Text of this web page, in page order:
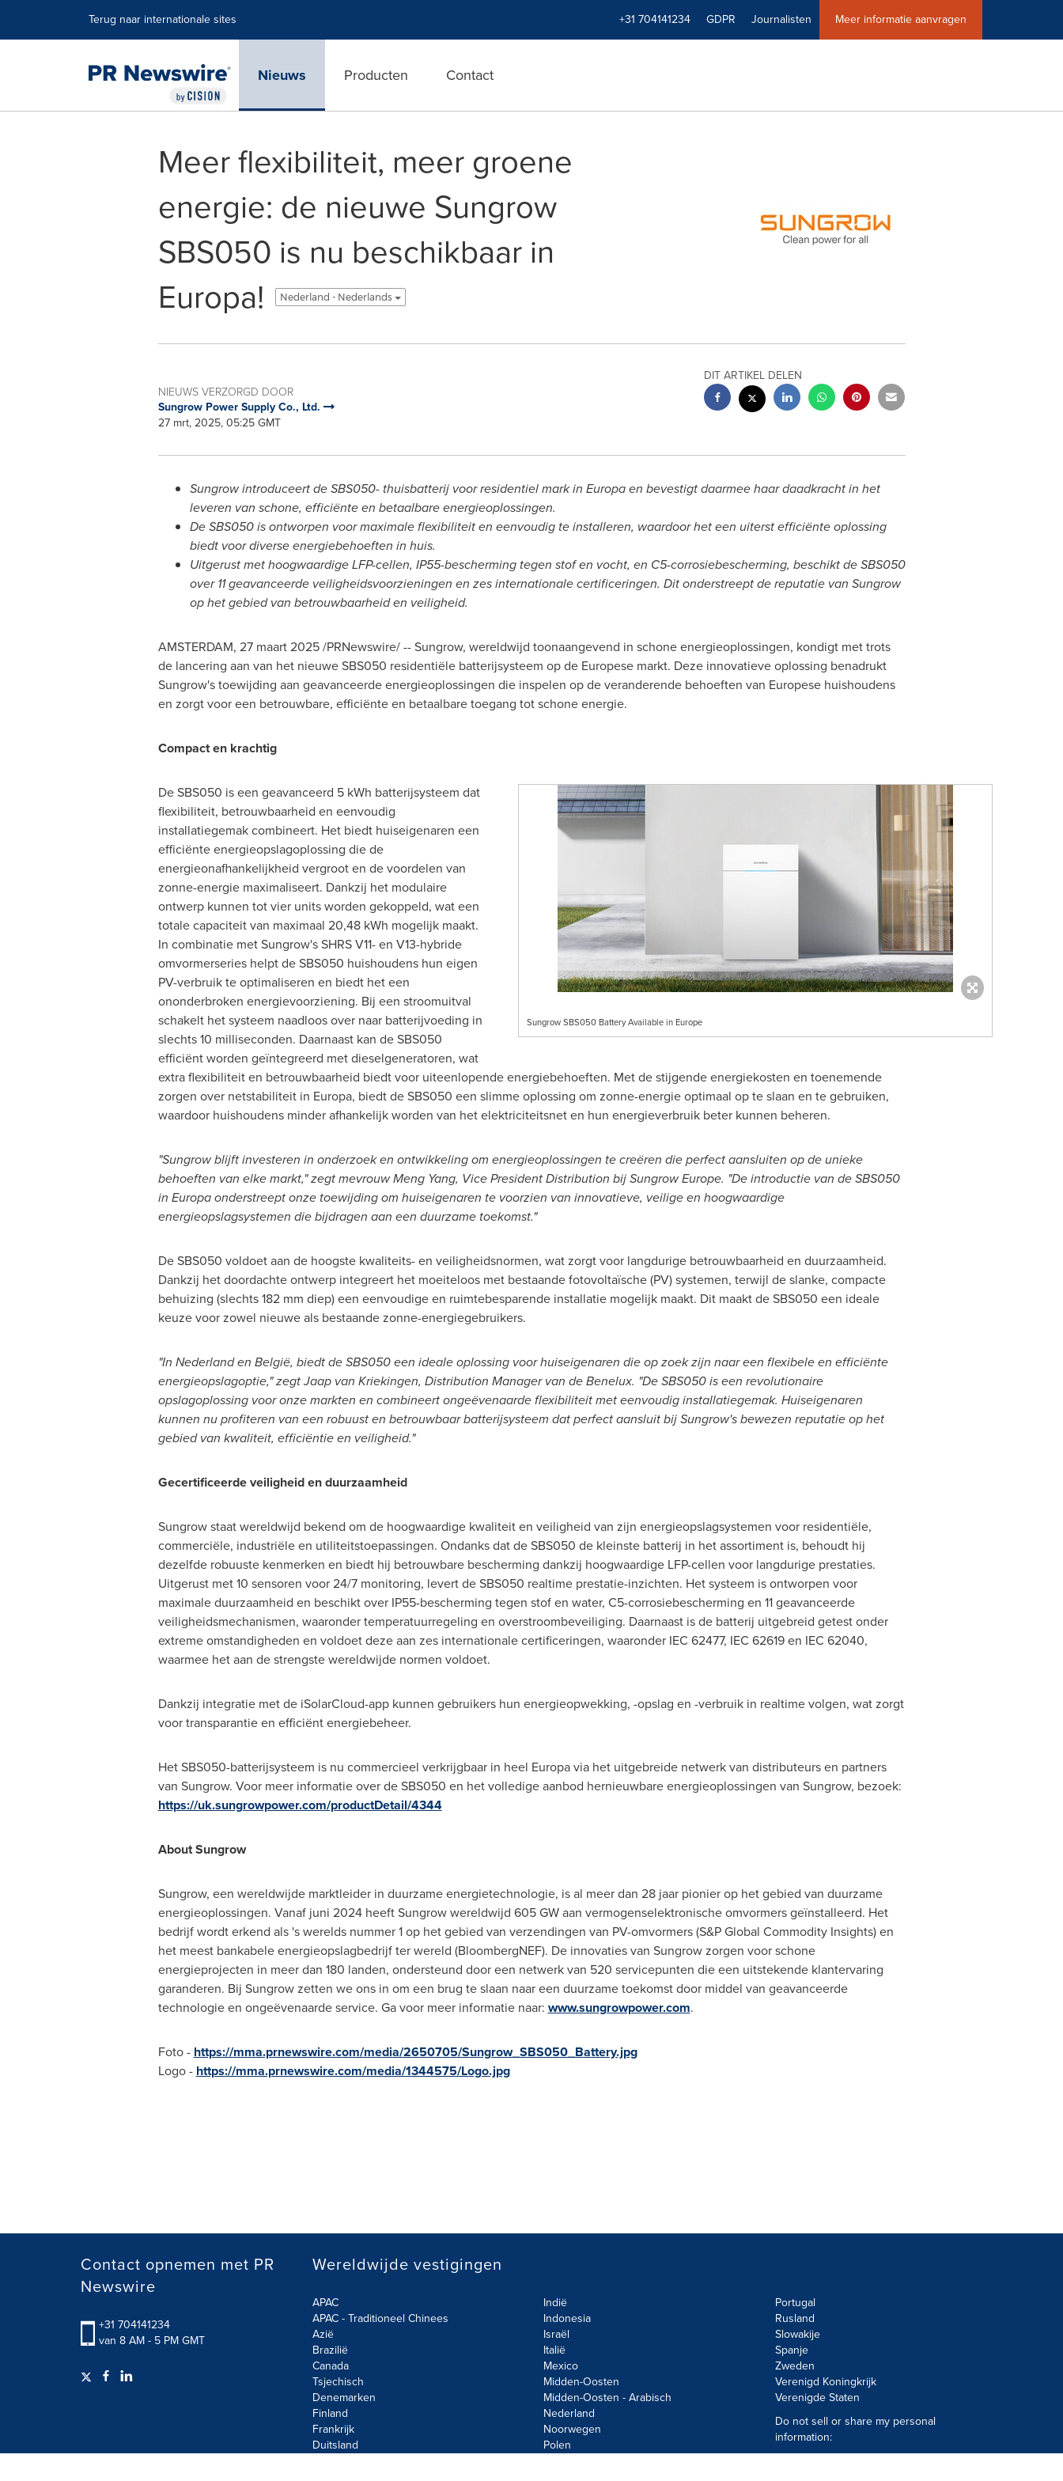
Terug naar internationale sites +31 704141234 GDPR Journalisten Meer informatie aanvragen
Nieuws Producten Contact
Meer flexibiliteit, meer groene
energie: de nieuwe Sungrow
SBS050 is nu beschikbaar in
Europa!
Nederland - Nederlands
NIEUWS VERZORGD DOOR
Sungrow Power Supply Co., Ltd.
27 mrt, 2025, 05:25 GMT
DIT ARTIKEL DELEN
Sungrow introduceert de SBS050- thuisbatterij voor residentiel mark in Europa en bevestigt daarmee haar daadkracht in het
leveren van schone, efficiënte en betaalbare energieoplossingen.
De SBS050 is ontworpen voor maximale flexibiliteit en eenvoudig te installeren, waardoor het een uiterst efficiënte oplossing
biedt voor diverse energiebehoeften in huis.
Uitgerust met hoogwaardige LFP-cellen, IP55-bescherming tegen stof en vocht, en C5-corrosiebescherming, beschikt de SBS050
over 11 geavanceerde veiligheidsvoorzieningen en zes internationale certificeringen. Dit onderstreept de reputatie van Sungrow
op het gebied van betrouwbaarheid en veiligheid.
AMSTERDAM, 27 maart 2025/PRNewswire/ -- Sungrow, wereldwijd toonaangevend in schone energieoplossingen, kondigt met trots
de lancering aan van het nieuwe SBS050 residentiële batterijsysteem op de Europese markt. Deze innovatieve oplossing benadrukt
Sungrow's toewijding aan geavanceerde energieoplossingen die inspelen op de veranderende behoeften van Europese huishoudens
en zorgt voor een betrouwbare, efficiënte en betaalbare toegang tot schone energie.
Compact en krachtig
Sungrow SBS050 Battery Available in Europe
De SBS050 is een geavanceerd 5 kWh batterijsysteem dat
flexibiliteit, betrouwbaarheid en eenvoudig
installatiegemak combineert. Het biedt huiseigenaren een
efficiënte energieopslagoplossing die de
energieonafhankelijkheid vergroot en de voordelen van
zonne-energie maximaliseert. Dankzij het modulaire
ontwerp kunnen tot vier units worden gekoppeld, wat een
totale capaciteit van maximaal 20,48 kWh mogelijk maakt.
In combinatie met Sungrow's SHRS V11- en V13-hybride
omvormerseries helpt de SBS050 huishoudens hun eigen
PV-verbruik te optimaliseren en biedt het een
ononderbroken energievoorziening. Bij een stroomuitval
schakelt het systeem naadloos over naar batterijvoeding in
slechts 10 milliseconden. Daarnaast kan de SBS050
efficiënt worden geïntegreerd met dieselgeneratoren, wat
extra flexibiliteit en betrouwbaarheid biedt voor uiteenlopende energiebehoeften. Met de stijgende energiekosten en toenemende
zorgen over netstabiliteit in Europa, biedt de SBS050 een slimme oplossing om zonne-energie optimaal op te slaan en te gebruiken,
waardoor huishoudens minder afhankelijk worden van het elektriciteitsnet en hun energieverbruik beter kunnen beheren.
"Sungrow blijft investeren in onderzoek en ontwikkeling om energieoplossingen te creëren die perfect aansluiten op de unieke
behoeften van elke markt," zegt mevrouwMeng Yang, Vice President Distribution bij Sungrow Europe. "De introductie van de SBS050
in Europa onderstreept onze toewijding om huiseigenaren te voorzien van innovatieve, veilige en hoogwaardige
energieopslagsystemen die bijdragen aan een duurzame toekomst."
De SBS050 voldoet aan de hoogste kwaliteits- en veiligheidsnormen, wat zorgt voor langdurige betrouwbaarheid en duurzaamheid.
Dankzij het doordachte ontwerp integreert het moeiteloos met bestaande fotovoltaïsche (PV) systemen, terwijl de slanke, compacte
behuizing (slechts 182 mm diep) een eenvoudige en ruimtebesparende installatie mogelijk maakt. Dit maakt de SBS050 een ideale
keuze voor zowel nieuwe als bestaande zonne-energiegebruikers.
"In Nederland en België, biedt de SBS050 een ideale oplossing voor huiseigenaren die op zoek zijn naar een flexibele en efficiënte
energieopslagoptie," zegt Jaap van Kriekingen, Distribution Manager van de Benelux. "De SBS050 is een revolutionaire
opslagoplossing voor onze markten en combineert ongeëvenaarde flexibiliteit met eenvoudig installatiegemak. Huiseigenaren
kunnen nu profiteren van een robuust en betrouwbaar batterijsysteem dat perfect aansluit bij Sungrow's bewezen reputatie op het
gebied van kwaliteit, efficiëntie en veiligheid."
Gecertificeerde veiligheid en duurzaamheid
Sungrow staat wereldwijd bekend om de hoogwaardige kwaliteit en veiligheid van zijn energieopslagsystemen voor residentiële,
commerciële, industriële en utiliteitstoepassingen. Ondanks dat de SBS050 de kleinste batterij in het assortiment is, behoudt hij
dezelfde robuuste kenmerken en biedt hij betrouwbare bescherming dankzij hoogwaardige LFP-cellen voor langdurige prestaties.
Uitgerust met 10 sensoren voor 24/7 monitoring, levert de SBS050 realtime prestatie-inzichten. Het systeem is ontworpen voor
maximale duurzaamheid en beschikt over IP55-bescherming tegen stof en water, C5-corrosiebescherming en 11 geavanceerde
veiligheidsmechanismen, waaronder temperatuurregeling en overstroombeveiliging. Daarnaast is de batterij uitgebreid getest onder
extreme omstandigheden en voldoet deze aan zes internationale certificeringen, waaronder IEC 62477, IEC 62619 en IEC 62040,
waarmee het aan de strengste wereldwijde normen voldoet.
Dankzij integratie met de iSolarCloud-app kunnen gebruikers hun energieopwekking, -opslag en -verbruik in realtime volgen, wat zorgt
voor transparantie en efficiënt energiebeheer.
Het SBS050-batterijsysteem is nu commercieel verkrijgbaar in heel Europa via het uitgebreide netwerk van distributeurs en partners
van Sungrow. Voor meer informatie over de SBS050 en het volledige aanbod hernieuwbare energieoplossingen van Sungrow, bezoek:
https://uk.sungrowpower.com/productDetail/4344
About Sungrow
Sungrow, een wereldwijde marktleider in duurzame energietechnologie, is al meer dan 28 jaar pionier op het gebied van duurzame
energieoplossingen. Vanaf juni 2024 heeft Sungrow wereldwijd 605 GW aan vermogenselektronische omvormers geïnstalleerd. Het
bedrijf wordt erkend als 's werelds nummer 1 op het gebied van verzendingen van PV-omvormers (S&P Global Commodity Insights) en
het meest bankabele energieopslagbedrijf ter wereld (BloombergNEF). De innovaties van Sungrow zorgen voor schone
energieprojecten in meer dan 180 landen, ondersteund door een netwerk van 520 servicepunten die een uitstekende klantervaring
garanderen. Bij Sungrow zetten we ons in om een brug te slaan naar een duurzame toekomst door middel van geavanceerde
technologie en ongeëvenaarde service. Ga voor meer informatie naar: www.sungrowpower.com.
Foto - https://mma.prnewswire.com/media/2650705/Sungrow_SBS050_Battery.jpg
Logo - https://mma.prnewswire.com/media/1344575/Logo.jpg
Contact opnemen met PR
Newswire
+31 704141234
van 8 AM - 5 PM GMT
Wereldwijde vestigingen
APAC
APAC - Traditioneel Chinees
Azië
Brazilië
Canada
Tsjechisch
Denemarken
Finland
Frankrijk
Duitsland
Indië
Indonesia
Israël
Italië
Mexico
Midden-Oosten
Midden-Oosten - Arabisch
Nederland
Noorwegen
Polen
Portugal
Rusland
Slowakije
Spanje
Zweden
Verenigd Koningkrijk
Verenigde Staten
Do not sell or share my personal
information: